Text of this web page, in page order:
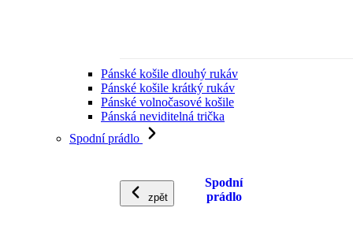
Pánské košile dlouhý rukáv
Pánské košile krátký rukáv
Pánské volnočasové košile
Pánská neviditelná trička
Spodní prádlo
zpět
Spodní
prádlo